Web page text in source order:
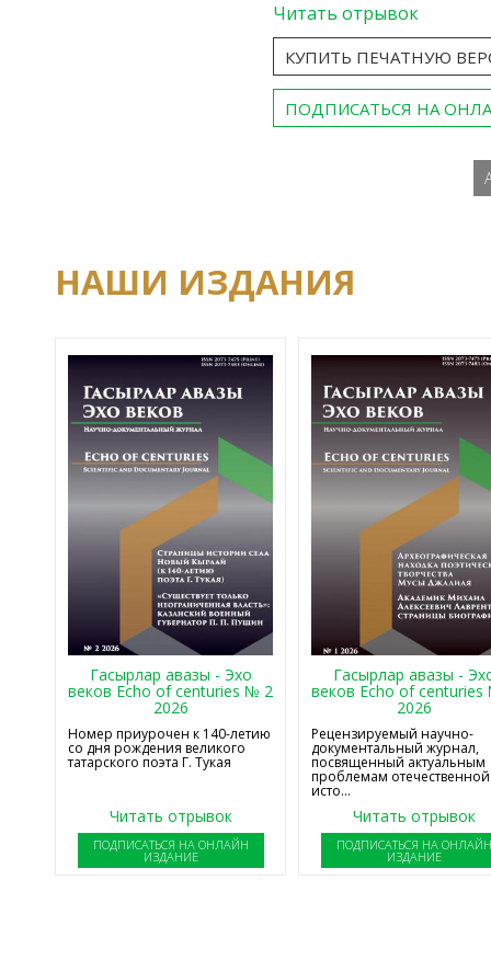
Читать отрывок
КУПИТЬ ПЕЧАТНУЮ
ПОДПИСАТЬСЯ НА
НАШИ ИЗДАНИЯ
Гасырлар авазы - Эхо
веков Echo of centuries № 2
2026
Номер приурочен к 140-летию
со дня рождения великого
татарского поэта Г. Тукая
Читать отрывок
ПОДПИСАТЬСЯ НА ОНЛАЙН
ИЗДАНИЕ
Гасырлар авазы -
веков Echo of
2026
Рецензируемый научно-
документальный журнал,
посвященный актуальным
проблемам отечественной
исто...
Читать отрывок
ПОДПИСАТЬСЯ НА
ИЗДАНИЕ